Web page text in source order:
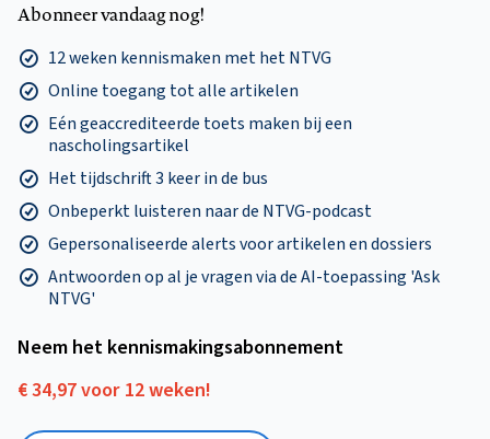
Abonneer vandaag nog!
12 weken kennismaken met het NTVG
Online toegang tot alle artikelen
Eén geaccrediteerde toets maken bij een
nascholingsartikel
Het tijdschrift 3 keer in de bus
Onbeperkt luisteren naar de NTVG-podcast
Gepersonaliseerde alerts voor artikelen en dossiers
Antwoorden op al je vragen via de AI-toepassing 'Ask
NTVG'
Neem het kennismakings­abonnement
€ 34,97 voor 12 weken!